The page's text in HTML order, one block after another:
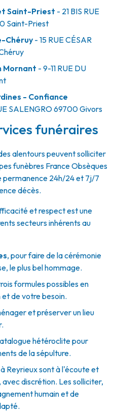
Saint-Priest - 21 BIS RUE
Saint-Priest
Chéruy - 15 RUE CÉSAR
Mornant - 9-11 RUE DU
- Confiance
SALENGRO69700Givors
funéraires
alentours peuvent solliciter
funèbres France Obsèques
permanence 24h/24 et 7j/7
décès.
et respect est une
secteurs inhérents au
, pour faire de la cérémonie
le plus bel hommage.
formules possibles en
de votre besoin.
et préserver un lieu
hétéroclite pour
de la sépulture.
Reyrieux sont à l'écoute et
discrétion. Les solliciter,
humain et de